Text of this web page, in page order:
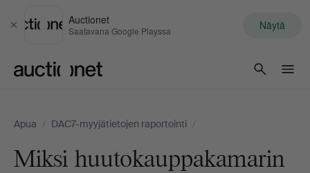
Sulje
Auctionet
Saatavana Google Playssa Näytä
Apua / DAC7-myyjätietojen raportointi /
Miksi huutokauppakamarin